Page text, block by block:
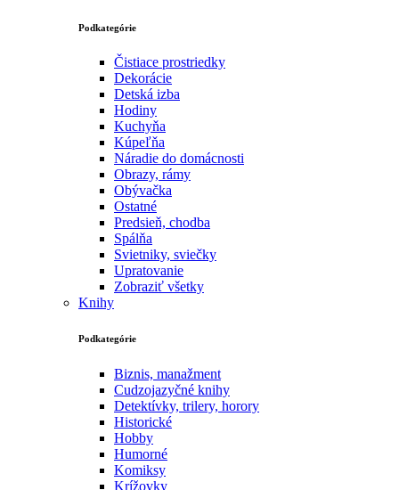
Podkategórie
Čistiace prostriedky
Dekorácie
Detská izba
Hodiny
Kuchyňa
Kúpeľňa
Náradie do domácnosti
Obrazy, rámy
Obývačka
Ostatné
Predsieň, chodba
Spálňa
Svietniky, sviečky
Upratovanie
Zobraziť všetky
Knihy
Podkategórie
Biznis, manažment
Cudzojazyčné knihy
Detektívky, trilery, horory
Historické
Hobby
Humorné
Komiksy
Krížovky